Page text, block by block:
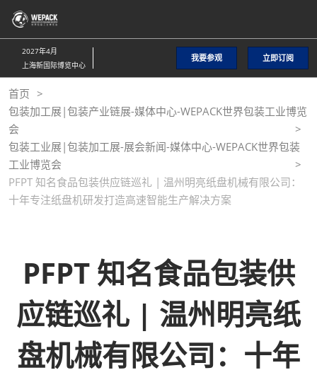
直
接
跳
至
内
容
2027年4月
上海新国际博览中心
我要参观 立即订阅
首页
包装加工展|包装产业链展-媒体中心-WEPACK世界包装工业博览
会
包装工业展|包装加工展-展会新闻-媒体中心-WEPACK世界包装
工业博览会
PFPT 知名食品包装供应链巡礼 | 温州明亮纸盘机械有限公司：
十年专注纸盘机研发打造高速智能生产解决方案
PFPT 知名食品包装供
应链巡礼 | 温州明亮纸
盘机械有限公司：十年